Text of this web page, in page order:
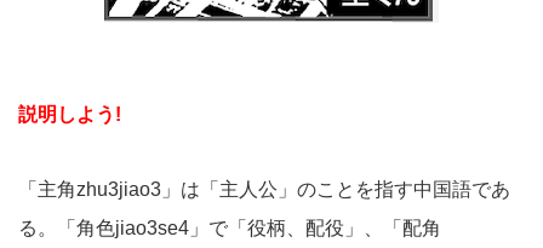
説明しよう!
「主角zhu3jiao3」は「主人公」のことを指す中国語であ
る。「角色jiao3se4」で「役柄、配役」、「配角